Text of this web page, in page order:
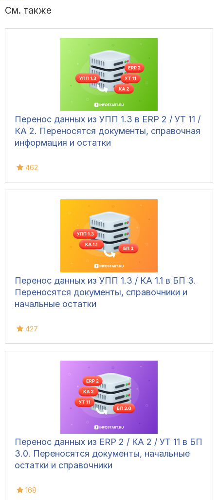
См. также
Перенос данных из УПП 1.3 в ERP 2 / УТ 11 /
КА 2. Переносятся документы, справочная
информация и остатки
462
Перенос данных из УПП 1.3 / КА 1.1 в БП 3.
Переносятся документы, справочники и
начальные остатки
427
Перенос данных из ERP 2 / КА 2 / УТ 11 в БП
3.0. Переносятся документы, начальные
остатки и справочники
168